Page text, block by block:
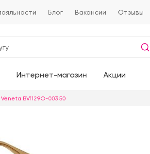
Блог Вакансии Отзывы
Интернет-магазин Акции
BV1129O-003 50